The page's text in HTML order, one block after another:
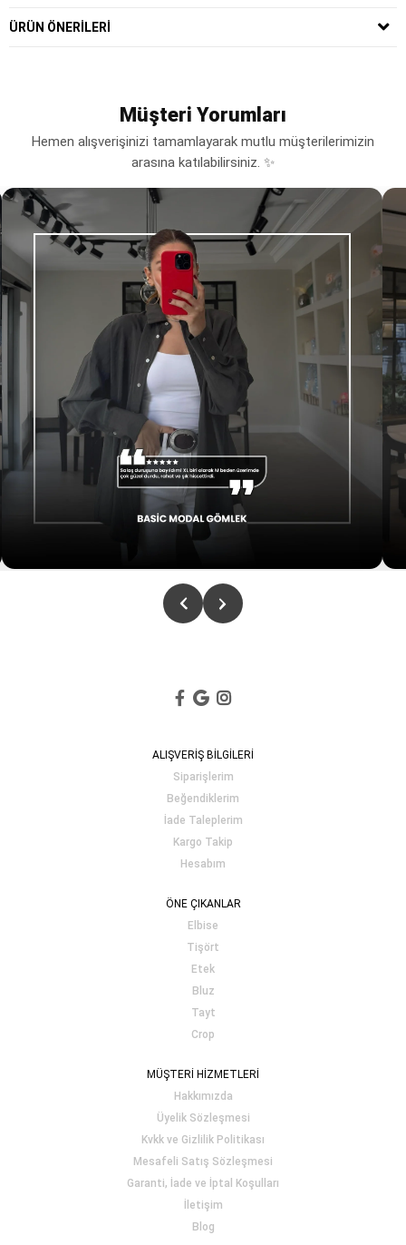
ÜRÜN ÖNERILERI
Müşteri Yorumları
Hemen alışverişinizi tamamlayarak mutlu müşterilerimizin
arasına katılabilirsiniz. ✨
ALIŞVERİŞ BİLGİLERİ
Siparişlerim
Beğendiklerim
İade Taleplerim
Kargo Takip
Hesabım
ÖNE ÇIKANLAR
Elbise
Tişört
Etek
Bluz
Tayt
Crop
MÜŞTERİ HİZMETLERİ
Hakkımızda
Üyelik Sözleşmesi
Kvkk ve Gizlilik Politikası
Mesafeli Satış Sözleşmesi
Garanti, İade ve İptal Koşulları
İletişim
Blog